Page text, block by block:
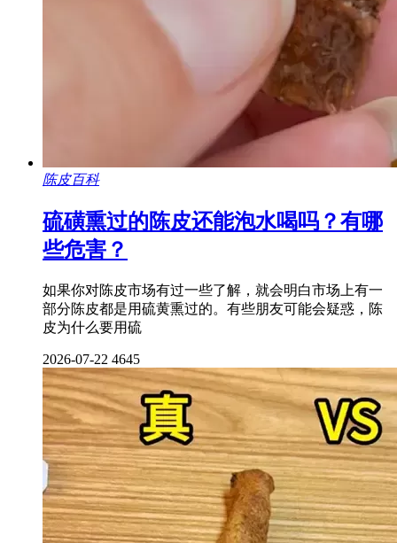
陈皮百科
硫磺熏过的陈皮还能泡水喝吗？有哪
些危害？
如果你对陈皮市场有过一些了解，就会明白市场上有一
部分陈皮都是用硫黄熏过的。有些朋友可能会疑惑，陈
皮为什么要用硫
2026-07-22 4645